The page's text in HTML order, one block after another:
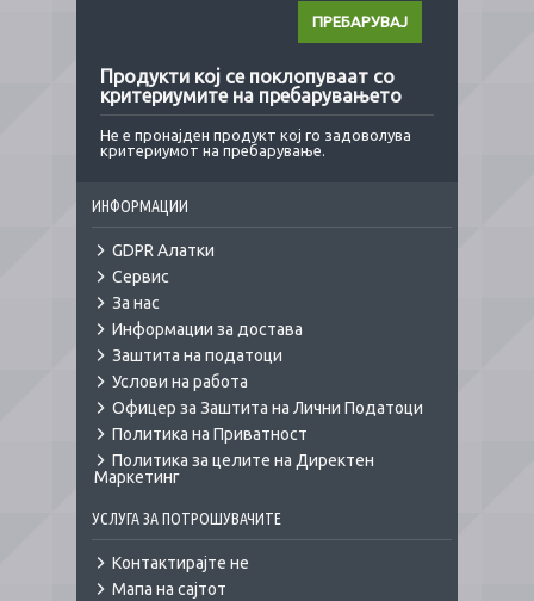
Продукти кој се поклопуваат со
критериумите на пребарувањето
Не е пронајден продукт кој го задоволува
критериумот на пребарување.
ИНФОРМАЦИИ
GDPR Алатки
Сервис
За нас
Информации за достава
Заштита на податоци
Услови на работа
Офицер за Заштита на Лични Податоци
Политика на Приватност
Политика за целите на Директен
Маркетинг
УСЛУГА ЗА ПОТРОШУВАЧИТЕ
Контактирајте не
Мапа на сајтот